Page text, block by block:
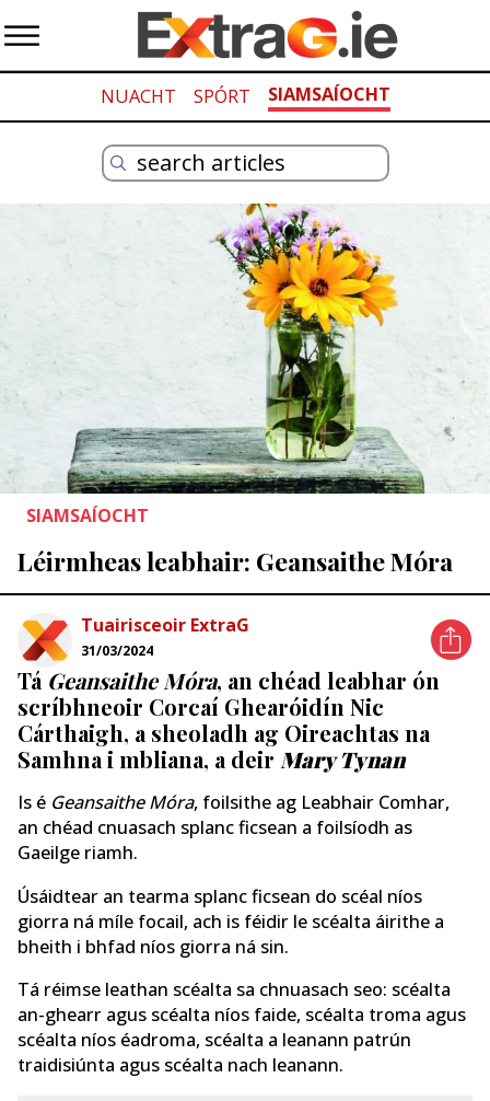
NUACHT SPÓRT SIAMSAÍOCHT
SIAMSAÍOCHT
Léirmheas leabhair: Geansaithe Móra
Tuairisceoir ExtraG
31/03/2024
Tá Geansaithe Móra, an chéad leabhar ón
scríbhneoir Corcaí Ghearóidín Nic
Cárthaigh, a sheoladh ag Oireachtas na
Samhna i mbliana, a deir Mary Tynan
Is é Geansaithe Móra, foilsithe ag Leabhair Comhar,
an chéad cnuasach splanc ficsean a foilsíodh as
Gaeilge riamh.
Úsáidtear an tearma splanc ficsean do scéal níos
giorra ná míle focail, ach is féidir le scéalta áirithe a
bheith i bhfad níos giorra ná sin.
Tá réimse leathan scéalta sa chnuasach seo: scéalta
an-ghearr agus scéalta níos faide, scéalta troma agus
scéalta níos éadroma, scéalta a leanann patrún
traidisiúnta agus scéalta nach leanann.